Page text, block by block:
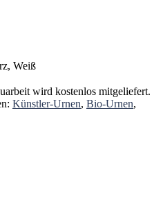
Weiß
wird kostenlos mitgeliefert.
Künstler-Urnen, Bio-Urnen,